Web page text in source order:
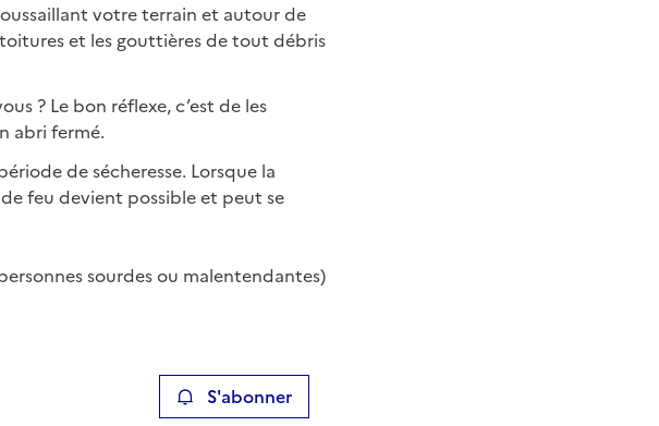
votre terrain et autour de
et les gouttières de tout débris
? Le bon réflexe, c’est de les
abri fermé.
de sécheresse. Lorsque la
feu devient possible et peut se
sourdes ou malentendantes)
dans le presse-papier S'abonner